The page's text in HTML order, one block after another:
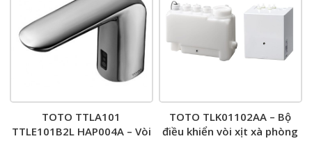
TOTO TTLA101
TTLE101B2L HAP004A – Vòi
TOTO TLK01102AA – Bộ
điều khiển vòi xịt xà phòng